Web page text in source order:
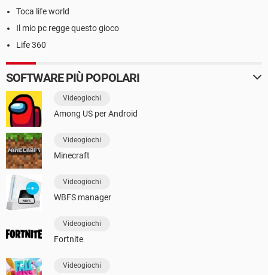
Toca life world
Il mio pc regge questo gioco
Life 360
SOFTWARE PIÙ POPOLARI
Videogiochi
Among US per Android
Videogiochi
Minecraft
Videogiochi
WBFS manager
Videogiochi
Fortnite
Videogiochi